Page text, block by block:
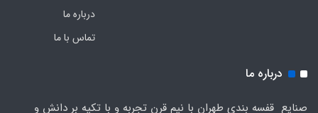
درباره ما
تماس با ما
درباره ما
صنایع قفسه بندی طهران با نیم قرن تجربه و با تکیه بر دانش و